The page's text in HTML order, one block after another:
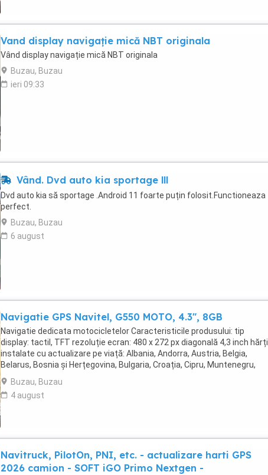
Vand display navigație mică NBT originala
Vând display navigație mică NBT originala
Buzau, Buzau
ieri 09:33
Vând. Dvd auto kia sportage lll
Dvd auto kia să sportage .Android 11 foarte puțin folosit.Functioneaza
perfect.
Buzau, Buzau
6 august
Navigatie GPS Navitel, G550 MOTO, 4.3", 8GB
Navigatie dedicata motocicletelor Caracteristicile produsului: tip
display: tactil, TFT rezoluție ecran: 480 x 272 px diagonală 4,3 inch hărți
instalate cu actualizare pe viață: Albania, Andorra, Austria, Belgia,
Belarus, Bosnia și Herțegovina, Bulgaria, Croația, Cipru, Muntenegru,
Cehia, Danemarca, ...
Buzau, Buzau
4 august
Navitruck, PilotOn, PNI, etc. - actualizare harti GPS
2026 camion - SOFT iGO Primo Nextgen -